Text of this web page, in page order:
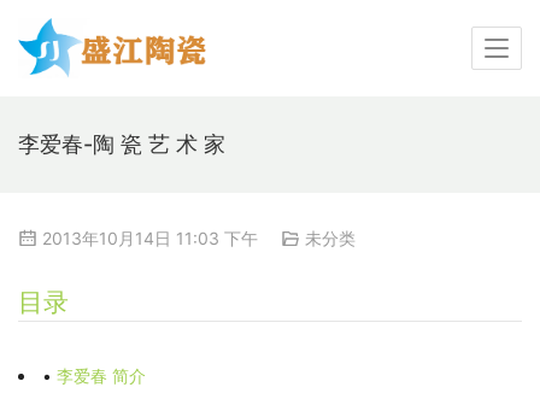
李爱春-陶 瓷 艺 术 家
2013年10月14日 11:03 下午 未分类
目录
• 李爱春 简介